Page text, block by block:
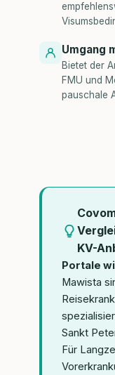
Umgang
Bietet der
FMU und
pauschale
KV-
Portale
Mawista
Sankt
Für